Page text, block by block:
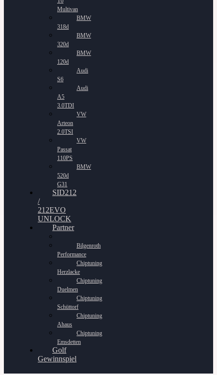
Multivan
BMW
318d
BMW
320d
BMW
120d
Audi
S6
Audi
A5
3.0TDI
VW
Arteon
2.0TSI
VW
Passat
110PS
BMW
520d
G31
SID212
/
212EVO
UNLOCK
Partner
Bilgenroth
Performance
Chiptuning
Herzlacke
Chiptuning
Duelmen
Chiptuning
Schüttorf
Chiptuning
Ahaus
Chiptuning
Emsdetten
Golf
Gewinnspiel